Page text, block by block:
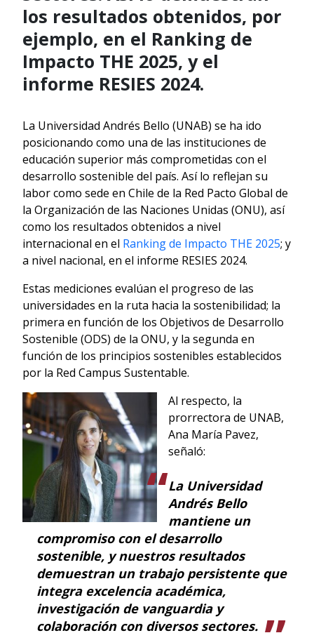
los resultados obtenidos, por
ejemplo, en el Ranking de
Impacto THE 2025, y el
informe RESIES 2024.
La Universidad Andrés Bello (UNAB) se ha ido
posicionando como una de las instituciones de
educación superior más comprometidas con el
desarrollo sostenible del país. Así lo reflejan su
labor como sede en Chile de la Red Pacto Global de
la Organización de las Naciones Unidas (ONU), así
como los resultados obtenidos a nivel
internacional en el Ranking de Impacto THE 2025; y
a nivel nacional, en el informe RESIES 2024.
Estas mediciones evalúan el progreso de las
universidades en la ruta hacia la sostenibilidad; la
primera en función de los Objetivos de Desarrollo
Sostenible (ODS) de la ONU, y la segunda en
función de los principios sostenibles establecidos
por la Red Campus Sustentable.
Al respecto, la
prorrectora de UNAB,
Ana María Pavez,
señaló:
La Universidad
Andrés Bello
mantiene un
compromiso con el desarrollo
sostenible, y nuestros resultados
demuestran un trabajo persistente que
integra excelencia académica,
investigación de vanguardia y
colaboración con diversos sectores.